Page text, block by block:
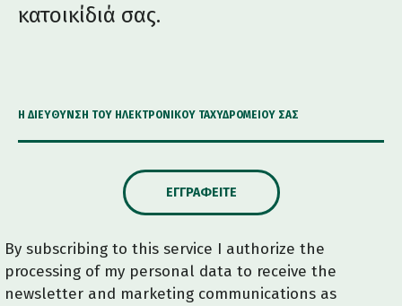
κατοικίδιά σας.
Η ΔΙΕΎΘΥΝΣΗ ΤΟΥ ΗΛΕΚΤΡΟΝΙΚΟΎ ΤΑΧΥΔΡΟΜΕΊΟΥ ΣΑΣ
ΕΓΓΡΑΦΕΊΤΕ
By subscribing to this service I authorize the
processing of my personal data to receive the
newsletter and marketing communications as